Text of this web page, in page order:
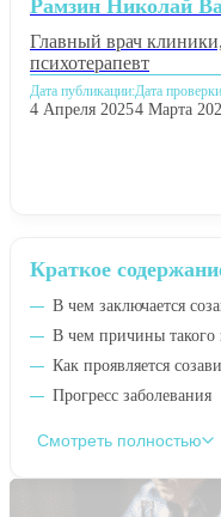
Краткое
В чем заключается
В чем причины такого
Как проявляется
Прогресс заболевания
Смотреть полностью
Рамзин Николай
Главный врач
психотерапевт
Дата публикации:
4 Апреля 2025
Дата
4 Марта